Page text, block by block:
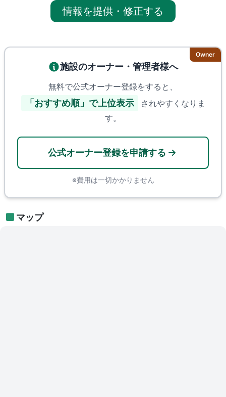
情報を提供・修正する
Owner
施設のオーナー・管理者様へ
無料で公式オーナー登録をすると、
「おすすめ順」で上位表示
されやすくなりま
す。
公式オーナー登録を申請する
※費用は一切かかりません
マップ